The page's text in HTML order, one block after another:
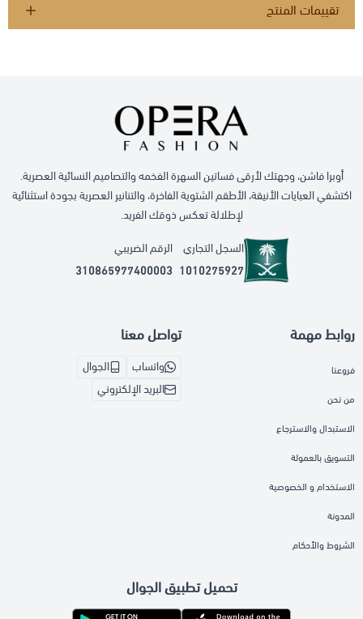
تقييمات المنتج
أوبرا فاشن، وجهتك لأرقى فساتين السهرة الفخمه والتصاميم النسائية العصرية.
اكتشفي العبايات الأنيقة، الأطقم الشتوية الفاخرة، والتنانير العصرية بجودة استثنائية
لإطلالة تعكس ذوقك الفريد.
السجل التجاري
1010275927
الرقم الضريبي
310865977400003
روابط مهمة
فروعنا
من نحن
الاستبدال والاسترجاع
التسويق بالعمولة
الاستخدام و الخصوصية
المدونة
الشروط والأحكام
تواصل معنا
واتساب
الجوال
البريد الإلكتروني
تحميل تطبيق الجوال